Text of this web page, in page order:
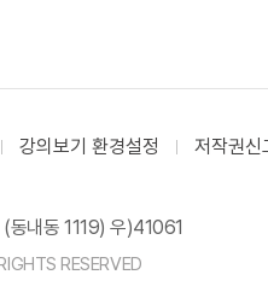
강의보기 환경설정 저작권신
동내동 1119) 우)41061
RESERVED